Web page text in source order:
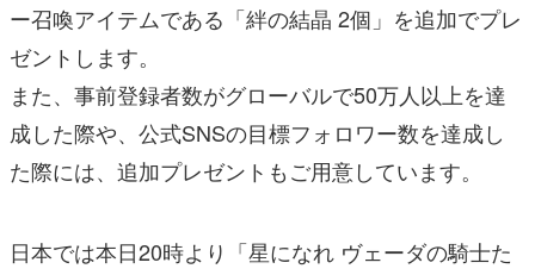
ー召喚アイテムである「絆の結晶 2個」を追加でプレ
ゼントします。
また、事前登録者数がグローバルで50万人以上を達
成した際や、公式SNSの目標フォロワー数を達成し
た際には、追加プレゼントもご用意しています。
日本では本日20時より「星になれ ヴェーダの騎士た